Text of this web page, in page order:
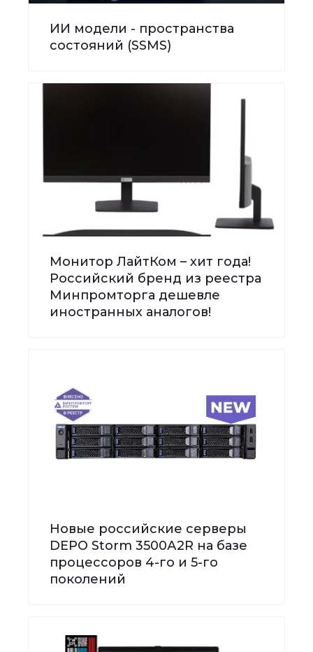
ИИ модели - пространства
состояний (SSMS)
Монитор ЛайтКом – хит года!
Российский бренд из реестра
Минпромторга дешевле
иностранных аналогов!
Новые российские серверы
DEPO Storm 3500А2R на базе
процессоров 4-го и 5-го
поколений